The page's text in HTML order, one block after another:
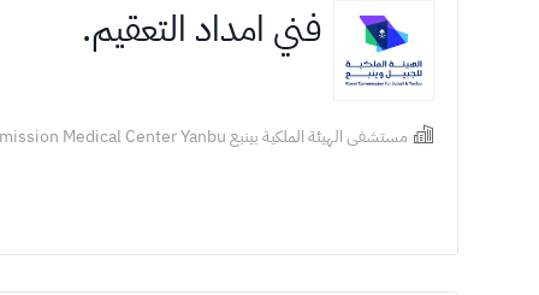
فني امداد التعقيم.
مستشفى الهيئة الملكية بينبع Royal Commission Medical Center Yanbu